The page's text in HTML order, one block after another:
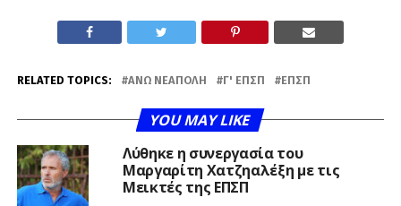
RELATED TOPICS: ΆΝΩ ΝΕΆΠΟΛΗ Γ' ΕΠΣΠ ΕΠΣΠ
YOU MAY LIKE
Λύθηκε η συνεργασία του
Μαργαρίτη Χατζηαλέξη με τις
Μεικτές της ΕΠΣΠ